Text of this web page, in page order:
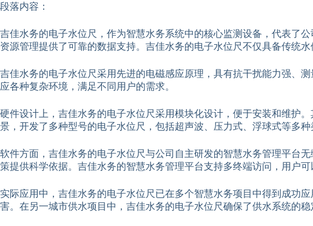
段落内容：
吉佳水务的电子水位尺，作为智慧水务系统中的核心监测设备，代表了
资源管理提供了可靠的数据支持。吉佳水务的电子水位尺不仅具备传统
吉佳水务的电子水位尺采用先进的电磁感应原理，具有抗干扰能力强、
应各种复杂环境，满足不同用户的需求。
硬件设计上，吉佳水务的电子水位尺采用模块化设计，便于安装和维护
景，开发了多种型号的电子水位尺，包括超声波、压力式、浮球式等多种
软件方面，吉佳水务的电子水位尺与公司自主研发的智慧水务管理平台
策提供科学依据。吉佳水务的智慧水务管理平台支持多终端访问，用户
实际应用中，吉佳水务的电子水位尺已在多个智慧水务项目中得到成功
害。在另一城市供水项目中，吉佳水务的电子水位尺确保了供水系统的稳